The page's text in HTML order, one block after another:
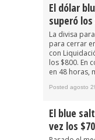
El dólar
superó los
La divisa
para cerrar
con
los $800. En
en 48 horas,
Posted agosto
El blue
vez los